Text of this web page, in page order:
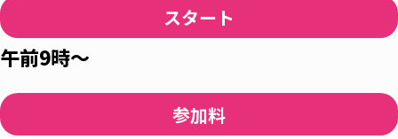
スタート
午前9時～
参加料